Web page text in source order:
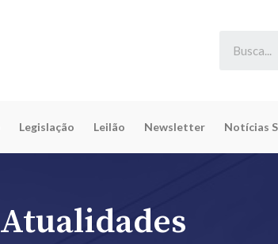
Legislação Leilão Newsletter Notícias
Atualidades